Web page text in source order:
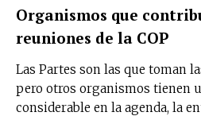
Organismos que
reuniones de la COP
Las Partes son las que toman
pero otros organismos tienen
considerable en la agenda, la